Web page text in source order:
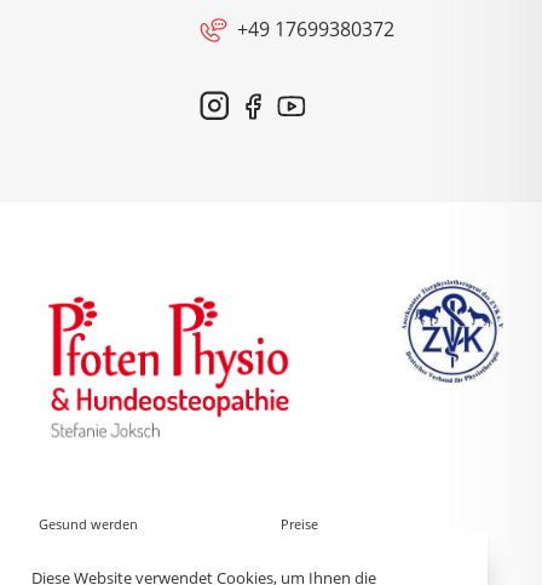
+49 17699380372
Gesund werden
Vorträge und Workshops
Preise
Datenschutz
Diese Website verwendet Cookies, um Ihnen die